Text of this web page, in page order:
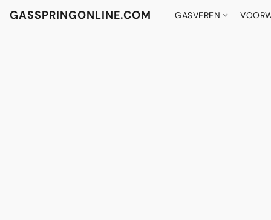
GASSPRINGONLINE.COM GASVEREN